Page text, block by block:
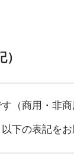
（商用・非商
下の表記を